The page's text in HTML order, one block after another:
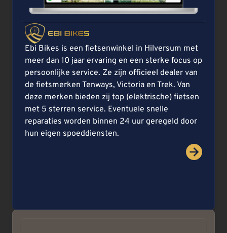
Ebi Bikes is een fietsenwinkel in Hilversum met
meer dan 10 jaar ervaring en een sterke focus op
persoonlijke service. Ze zijn officieel dealer van
de fietsmerken Tenways, Victoria en Trek. Van
deze merken bieden zij top (elektrische) fietsen
met 5 sterren service. Eventuele snelle
reparaties worden binnen 24 uur geregeld door
hun eigen spoeddiensten.